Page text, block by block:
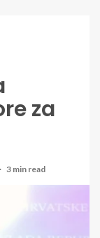
za
3 min read